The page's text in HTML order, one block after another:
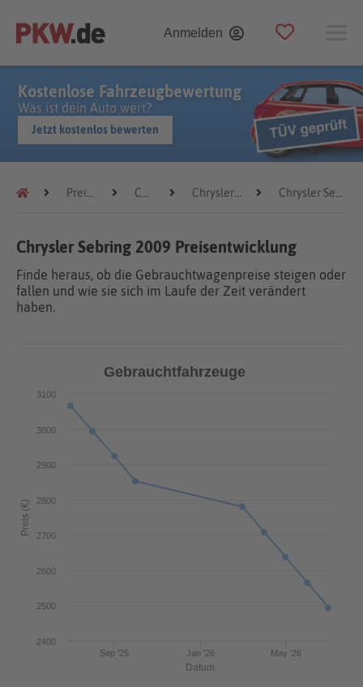
Anmelden
Kostenlose Fahrzeugbewertung
Was ist dein Auto wert?
Jetzt kostenlos bewerten
Preistrends Chrysler Chrysler Sebring Chrysler Sebring 2009
Chrysler Sebring 2009 Preisentwicklung
Finde heraus, ob die Gebrauchtwagenpreise steigen oder
fallen und wie sie sich im Laufe der Zeit verändert
haben.
Datum
Preis (€)
Gebrauchtfahrzeuge
Jan '26
Sep '25 May '26
2400
2500
2600
2700
2800
2900
3000
3100